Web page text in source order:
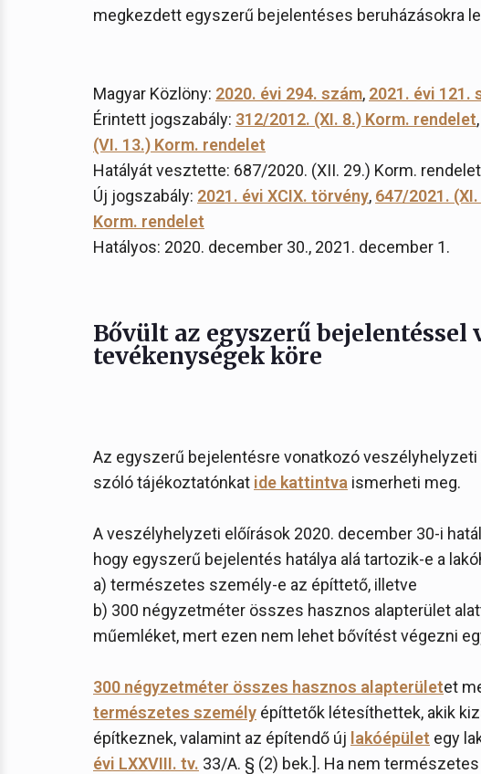
megkezdett egyszerű bejelentéses beruházásokra
Magyar Közlöny: 2020. évi 294. szám, 2021. évi 121.
Érintett jogszabály: 312/2012. (XI. 8.) Korm. rendelet,
(VI. 13.) Korm. rendelet
Hatályát vesztette: 687/2020. (XII. 29.) Korm. rendelet
Új jogszabály: 2021. évi XCIX. törvény, 647/2021.
Korm. rendelet
Hatályos: 2020. december 30., 2021. december 1.
Bővült az egyszerű bejelentéssel
tevékenységek köre
Az egyszerű bejelentésre vonatkozó
szóló tájékoztatónkat ide kattintva ismerheti meg.
A veszélyhelyzeti előírások 2020. december 30-i
hogy egyszerű bejelentés hatálya alá tartozik-e a
a) természetes személy-e az építtető, illetve
b) 300 négyzetméter összes hasznos alapterület
műemléket, mert ezen nem lehet bővítést végezni
300 négyzetméter összes hasznos alapterületet
természetes személy építtetők létesíthettek, akik
építkeznek, valamint az építendő új lakóépület egy
évi LXXVIII. tv. 33/A. § (2) bek.]. Ha nem